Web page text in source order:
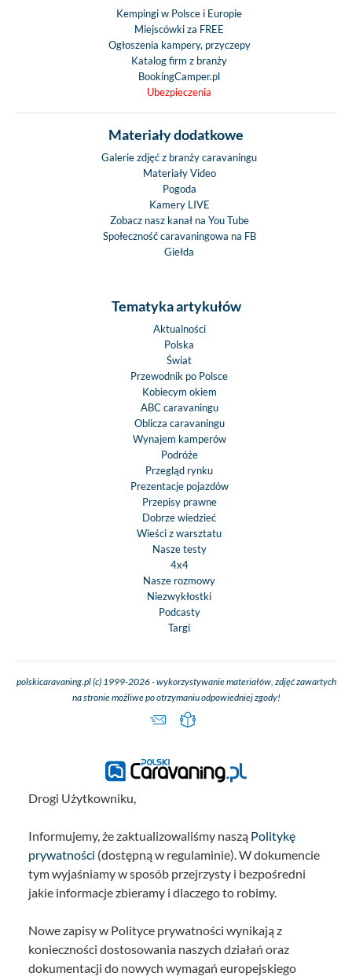
Kempingi w Polsce i Europie
Miejscówki za FREE
Ogłoszenia kampery, przyczepy
Katalog firm z branży
BookingCamper.pl
Ubezpieczenia
Materiały dodatkowe
Galerie zdjęć z branży caravaningu
Materiały Video
Pogoda
Kamery LIVE
Zobacz nasz kanał na You Tube
Społeczność caravaningowa na FB
Giełda
Tematyka artykułów
Aktualności
Polska
Świat
Przewodnik po Polsce
Kobiecym okiem
ABC caravaningu
Oblicza caravaningu
Wynajem kamperów
Podróże
Przegląd rynku
Prezentacje pojazdów
Przepisy prawne
Dobrze wiedzieć
Wieści z warsztatu
Nasze testy
4x4
Nasze rozmowy
Niezwykłostki
Podcasty
Targi
polskicaravaning.pl (c) 1999-2026 - wykorzystywanie materiałów, zdjęć zawartych
na stronie możliwe po otrzymaniu odpowiedniej zgody!
Drogi Użytkowniku,
Informujemy, że zaktualizowaliśmy naszą Politykę
prywatności (dostępną w regulaminie). W dokumencie
tym wyjaśniamy w sposób przejrzysty i bezpośredni
jakie informacje zbieramy i dlaczego to robimy.
Nowe zapisy w Polityce prywatności wynikają z
konieczności dostosowania naszych działań oraz
dokumentacji do nowych wymagań europejskiego